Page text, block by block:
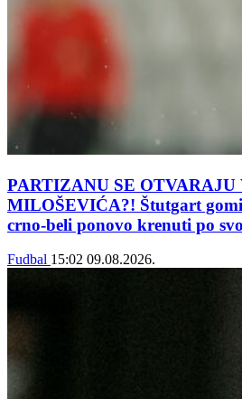
PARTIZANU SE OTVARAJU
MILOŠEVIĆA?! Štutgart
crno-beli ponovo krenuti po
Fudbal 15:02 09.08.2026.